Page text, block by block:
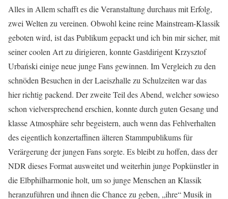
Alles in Allem schafft es die Veranstaltung durchaus mit Erfolg,
zwei Welten zu vereinen. Obwohl keine reine Mainstream-Klassik
geboten wird, ist das Publikum gepackt und ich bin mir sicher, mit
seiner coolen Art zu dirigieren, konnte Gastdirigent Krzysztof
Urbański einige neue junge Fans gewinnen. Im Vergleich zu den
schnöden Besuchen in der Laeiszhalle zu Schulzeiten war das
hier richtig packend. Der zweite Teil des Abend, welcher sowieso
schon vielversprechend erschien, konnte durch guten Gesang und
klasse Atmosphäre sehr begeistern, auch wenn das Fehlverhalten
des eigentlich konzertaffinen älteren Stammpublikums für
Verärgerung der jungen Fans sorgte. Es bleibt zu hoffen, dass der
NDR dieses Format ausweitet und weiterhin junge Popkünstler in
die Elbphilharmonie holt, um so junge Menschen an Klassik
heranzuführen und ihnen die Chance zu geben, „ihre“ Musik in